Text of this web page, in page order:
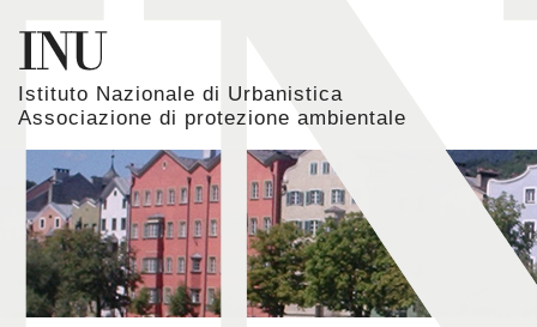
Istituto Nazionale di Urbanistica
Associazione di protezione ambientale